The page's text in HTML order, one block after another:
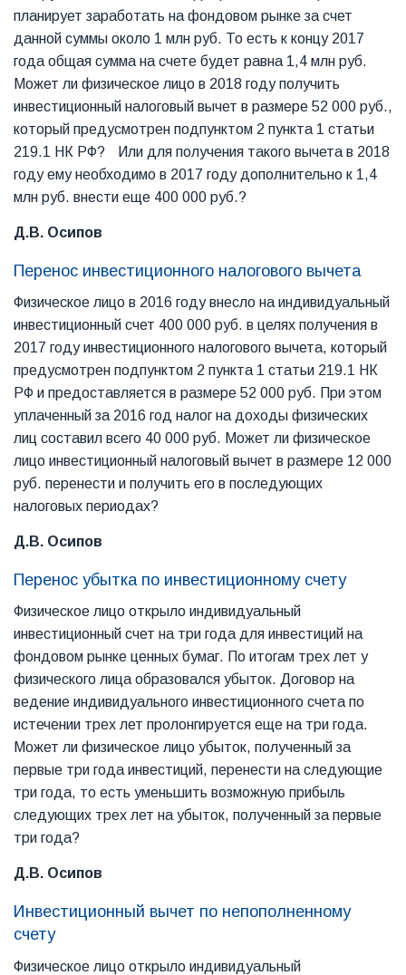
планирует заработать на фондовом рынке за счет
данной суммы около 1 млн руб. То есть к концу 2017
года общая сумма на счете будет равна 1,4 млн руб.
Может ли физическое лицо в 2018 году получить
инвестиционный налоговый вычет в размере 52 000 руб.,
который предусмотрен подпунктом 2 пункта 1 статьи
219.1 НК РФ? Или для получения такого вычета в 2018
году ему необходимо в 2017 году дополнительно к 1,4
млн руб. внести еще 400 000 руб.?
Д.В. Осипов
Перенос инвестиционного налогового вычета
Физическое лицо в 2016 году внесло на индивидуальный
инвестиционный счет 400 000 руб. в целях получения в
2017 году инвестиционного налогового вычета, который
предусмотрен подпунктом 2 пункта 1 статьи 219.1 НК
РФ и предоставляется в размере 52 000 руб. При этом
уплаченный за 2016 год налог на доходы физических
лиц составил всего 40 000 руб. Может ли физическое
лицо инвестиционный налоговый вычет в размере 12 000
руб. перенести и получить его в последующих
налоговых периодах?
Д.В. Осипов
Перенос убытка по инвестиционному счету
Физическое лицо открыло индивидуальный
инвестиционный счет на три года для инвестиций на
фондовом рынке ценных бумаг. По итогам трех лет у
физического лица образовался убыток. Договор на
ведение индивидуального инвестиционного счета по
истечении трех лет пролонгируется еще на три года.
Может ли физическое лицо убыток, полученный за
первые три года инвестиций, перенести на следующие
три года, то есть уменьшить возможную прибыль
следующих трех лет на убыток, полученный за первые
три года?
Д.В. Осипов
Инвестиционный вычет по непополненному
счету
Физическое лицо открыло индивидуальный